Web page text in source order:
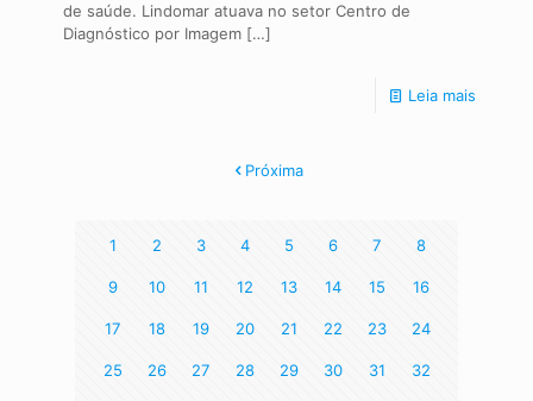
de saúde. Lindomar atuava no setor Centro de
Diagnóstico por Imagem […]
Leia mais
Próxima
1 2 3 4 5 6 7 8
9 10 11 12 13 14 15 16
17 18 19 20 21 22 23 24
25 26 27 28 29 30 31 32